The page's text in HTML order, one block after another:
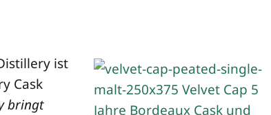
ist
Cask
bringt